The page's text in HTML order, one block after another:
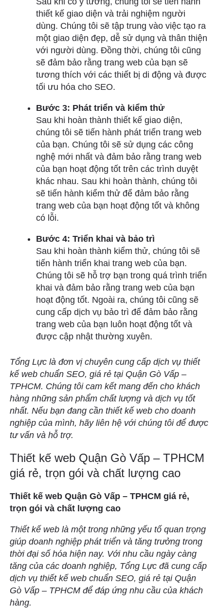
thiết kế giao diện và trải nghiệm người
dùng. Chúng tôi sẽ tập trung vào việc tạo ra
một giao diện đẹp, dễ sử dụng và thân thiện
với người dùng. Đồng thời, chúng tôi cũng
sẽ đảm bảo rằng trang web của bạn sẽ
tương thích với các thiết bị di động và được
tối ưu hóa cho SEO.
Bước 3: Phát triển và kiểm thử
Sau khi hoàn thành thiết kế giao diện,
chúng tôi sẽ tiến hành phát triển trang web
của bạn. Chúng tôi sẽ sử dụng các công
nghệ mới nhất và đảm bảo rằng trang web
của bạn hoạt động tốt trên các trình duyệt
khác nhau. Sau khi hoàn thành, chúng tôi
sẽ tiến hành kiểm thử để đảm bảo rằng
trang web của bạn hoạt động tốt và không
có lỗi.
Bước 4: Triển khai và bảo trì
Sau khi hoàn thành kiểm thử, chúng tôi sẽ
tiến hành triển khai trang web của bạn.
Chúng tôi sẽ hỗ trợ bạn trong quá trình triển
khai và đảm bảo rằng trang web của bạn
hoạt động tốt. Ngoài ra, chúng tôi cũng sẽ
cung cấp dịch vụ bảo trì để đảm bảo rằng
trang web của bạn luôn hoạt động tốt và
được cập nhật thường xuyên.
Tổng Lực là đơn vị chuyên cung cấp dịch vụ thiết
kế web chuẩn SEO, giá rẻ tại Quận Gò Vấp –
TPHCM. Chúng tôi cam kết mang đến cho khách
hàng những sản phẩm chất lượng và dịch vụ tốt
nhất. Nếu bạn đang cần thiết kế web cho doanh
nghiệp của mình, hãy liên hệ với chúng tôi để được
tư vấn và hỗ trợ.
Thiết kế web Quận Gò Vấp – TPHCM
giá rẻ, trọn gói và chất lượng cao
Thiết kế web Quận Gò Vấp – TPHCM giá rẻ,
trọn gói và chất lượng cao
Thiết kế web là một trong những yếu tố quan trọng
giúp doanh nghiệp phát triển và tăng trưởng trong
thời đại số hóa hiện nay. Với nhu cầu ngày càng
tăng của các doanh nghiệp, Tổng Lực đã cung cấp
dịch vụ thiết kế web chuẩn SEO, giá rẻ tại Quận
Gò Vấp – TPHCM để đáp ứng nhu cầu của khách
hàng.